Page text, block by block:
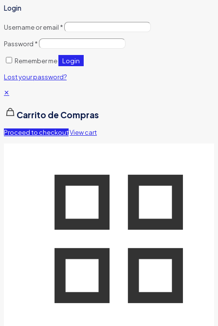
Login
Username or email *
Password *
Remember me Login
Lost your password?
✕
Carrito de Compras
Proceed to checkoutView cart